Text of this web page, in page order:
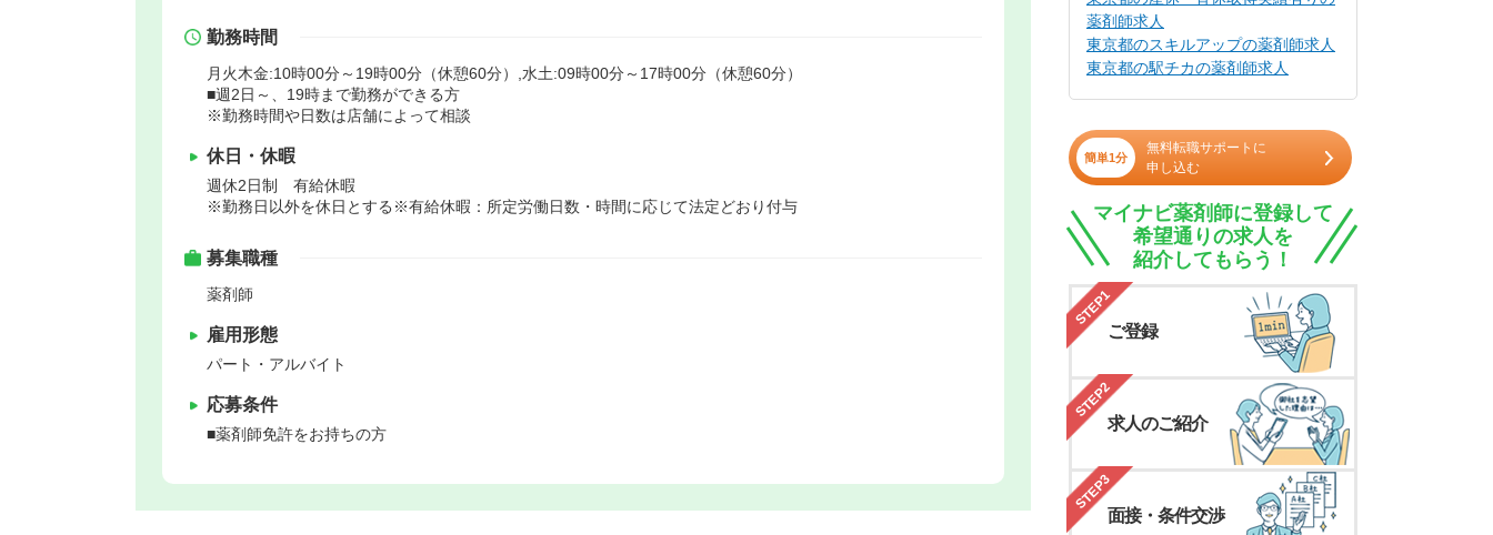
勤務時間
月火木金:10時00分～19時00分（休憩60分）,水土:09時00分～17時00分（休憩60分）
■週2日～、19時まで勤務ができる方
※勤務時間や日数は店舗によって相談
休日・休暇
週休2日制 有給休暇
※勤務日以外を休日とする※有給休暇：所定労働日数・時間に応じて法定どおり付与
募集職種
薬剤師
雇用形態
パート・アルバイト
応募条件
■薬剤師免許をお持ちの方
薬剤師求人
東京都のスキルアップの薬剤師求人
東京都の駅チカの薬剤師求人
簡単1分
無料転職サポートに
申し込む
マイナビ薬剤師に登録して
希望通りの求人を
紹介してもらう！
STEP1
ご登録
STEP2
求人のご紹介
STEP3
面接・条件交渉